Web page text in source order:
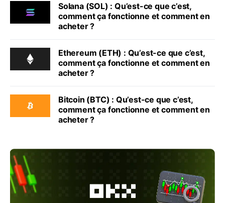
Solana (SOL) : Qu’est-ce que c’est,
comment ça fonctionne et comment en
acheter ?
Ethereum (ETH) : Qu’est-ce que c’est,
comment ça fonctionne et comment en
acheter ?
Bitcoin (BTC) : Qu’est-ce que c’est,
comment ça fonctionne et comment en
acheter ?